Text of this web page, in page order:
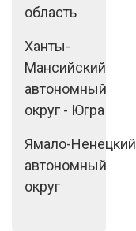
область
Ханты-
Мансийский
автономный
округ - Югра
Ямало-Ненецкий
автономный
округ